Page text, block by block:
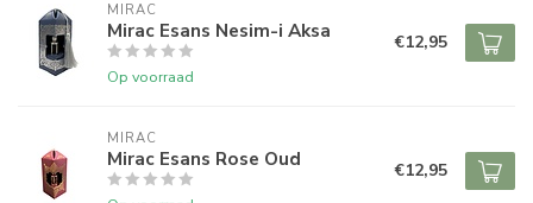
MIRAC
Mirac Esans Nesim-i Aksa
Op voorraad
€12,95
MIRAC
Mirac Esans Rose Oud €12,95